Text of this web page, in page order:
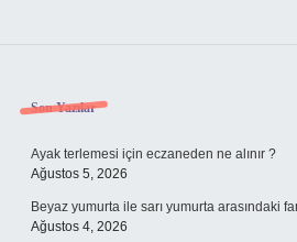
Sidebar
Son Yazılar
Ayak terlemesi için eczaneden ne alınır ?
Ağustos 5, 2026
Beyaz yumurta ile sarı yumurta arasındaki
Ağustos 4, 2026